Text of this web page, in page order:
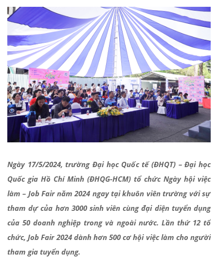
Ngày 17/5/2024, trường Đại học Quốc tế (ĐHQT) – Đại học
Quốc gia Hồ Chí Minh (ĐHQG-HCM) tổ chức Ngày hội việc
làm – Job Fair năm 2024 ngay tại khuôn viên trường với sự
tham dự của hơn 3000 sinh viên cùng đại diện tuyển dụng
của 50 doanh nghiệp trong và ngoài nước. Lần thứ 12 tổ
chức, Job Fair 2024 dành hơn 500 cơ hội việc làm cho người
tham gia tuyển dụng.